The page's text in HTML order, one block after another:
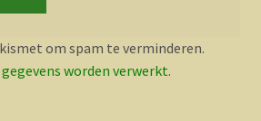
om spam te verminderen.
worden verwerkt.